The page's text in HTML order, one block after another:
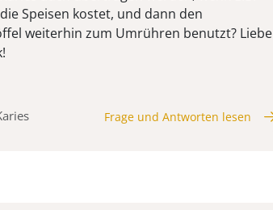
Speisen kostet, und dann den
weiterhin zum Umrühren benutzt? Liebe
Frage und Antworten lesen